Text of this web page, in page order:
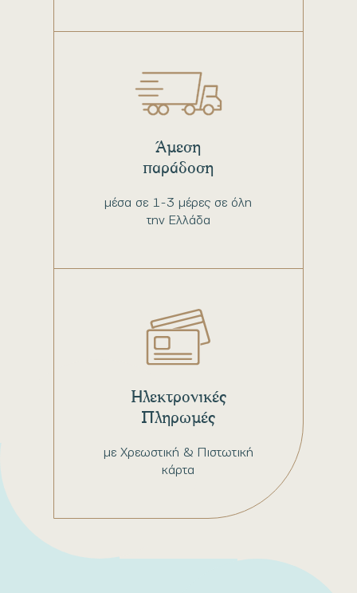
μέσα σε 1-3 μέρες σε όλη
την Ελλάδα
Άμεση
παράδοση
με Χρεωστική & Πιστωτική
κάρτα
Ηλεκτρονικές
Πληρωμές